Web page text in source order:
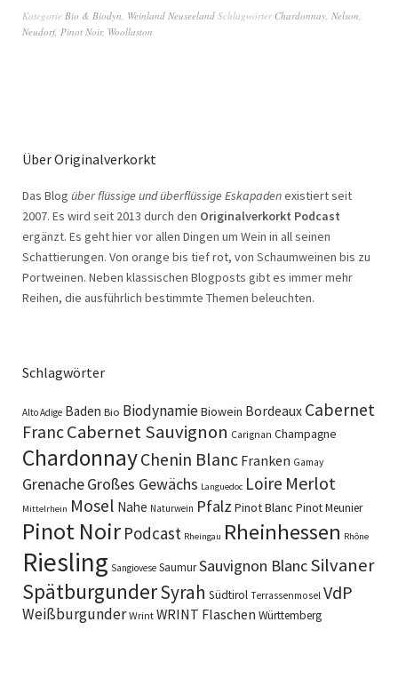
Kategorie Bio & Biodyn Weinland Neuseeland Schlagwörter Chardonnay Nelson
Neudorf, Pinot Noir, Woollaston
Über Originalverkorkt
Das Blog über flüssige und überflüssige Eskapadenexistiert seit
2007. Es wird seit 2013 durch den Originalverkorkt Podcast
ergänzt. Es geht hier vor allen Dingen um Wein in all seinen
Schattierungen. Von orange bis tief rot, von Schaumweinen bis zu
Portweinen. Neben klassischen Blogposts gibt es immer mehr
Reihen, die ausführlich bestimmte Themen beleuchten.
Schlagwörter
Alto Adige Baden Bio BiodynamieBiowein Bordeaux Cabernet
FrancCabernet Sauvignon Carignan Champagne
ChardonnayChenin Blanc Franken Gamay
GrenacheGroßes Gewächs Languedoc Loire Merlot
Mittelrhein Mosel Nahe Naturwein Pfalz Pinot Blanc Pinot Meunier
Pinot Noir Podcast Rheingau Rheinhessen Rhône
Riesling Sangiovese SaumurSauvignon BlancSilvaner
SpätburgunderSyrah Südtirol Terrassenmosel VdP
Weißburgunder Wrint WRINT Flaschen Württemberg